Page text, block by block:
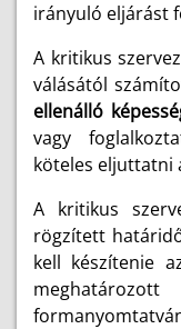
irányuló eljárást
A kritikus
válásától
ellenálló
vagy
köteles eljuttatni
A kritikus
rögzített
kell készítenie